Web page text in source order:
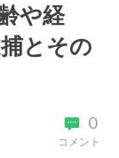
や経
とその
0
コメント